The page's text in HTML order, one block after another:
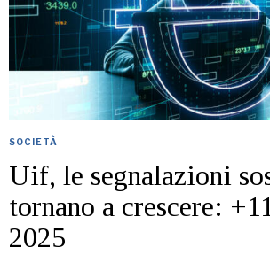
SOCIETÀ
Uif, le segnalazioni
tornano a crescere:
2025